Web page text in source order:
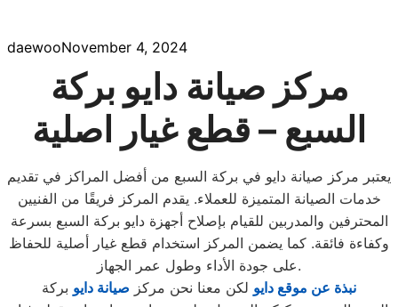
daewooNovember 4, 2024
مركز صيانة دايو بركة
السبع – قطع غيار اصلية
يعتبر مركز صيانة دايو في بركة السبع من أفضل المراكز في تقديم
خدمات الصيانة المتميزة للعملاء. يقدم المركز فريقًا من الفنيين
المحترفين والمدربين للقيام بإصلاح أجهزة دايو بركة السبع بسرعة
وكفاءة فائقة. كما يضمن المركز استخدام قطع غيار أصلية للحفاظ
على جودة الأداء وطول عمر الجهاز.
نبذة عن موقع دايو لكن معنا نحن مركز صيانة دايو بركة